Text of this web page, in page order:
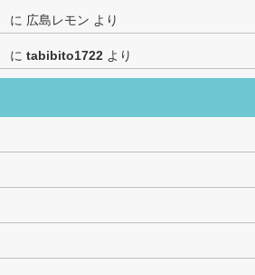
に 広島レモン より
に tabibito1722 より